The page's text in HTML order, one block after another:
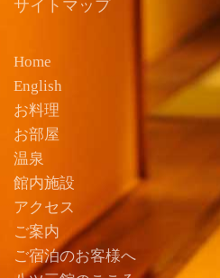
サイトマップ
Home
English
お料理
お部屋
温泉
館内施設
アクセス
ご案内
ご宿泊のお客様へ